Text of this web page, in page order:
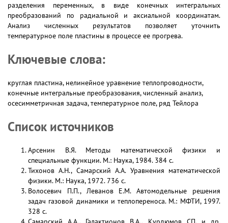
разделения переменных, в виде конечных интегральных
преобразований по радиальной и аксиальной координатам.
Анализ численных результатов позволяет уточнить
температурное поле пластины в процессе ее прогрева.
Ключевые слова:
круглая пластина, нелинейное уравнение теплопроводности,
конечные интегральные преобразования, численный анализ,
осесимметричная задача, температурное поле, ряд Тейлора
Список источников
Арсенин В.Я. Методы математической физики и
специальные функции. М.: Наука, 1984. 384 с.
Тихонов А.Н., Самарский А.А. Уравнения математической
физики. М.: Наука, 1972. 736 с.
Волосевич П.П., Леванов Е.М. Автомодельные решения
задач газовой динамики и теплопереноса. М.: МФТИ, 1997.
328 с.